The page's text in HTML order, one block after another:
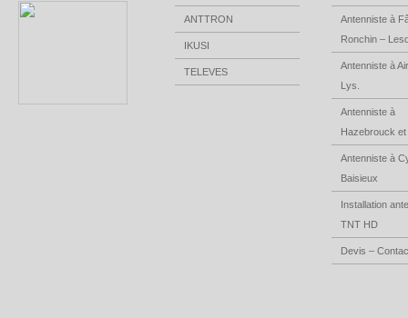
ANTTRON
IKUSI
TELEVES
Antenniste à
Ronchin –
Antenniste à
Lys.
Antenniste à
Hazebrouck et
Antenniste à
Baisieux
Installation
TNT HD
Devis –